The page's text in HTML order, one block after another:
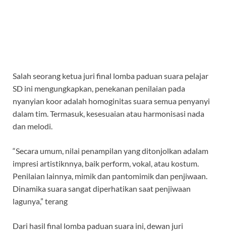
Salah seorang ketua juri final lomba paduan suara pelajar
SD ini mengungkapkan, penekanan penilaian pada
nyanyian koor adalah homoginitas suara semua penyanyi
dalam tim. Termasuk, kesesuaian atau harmonisasi nada
dan melodi.
“Secara umum, nilai penampilan yang ditonjolkan adalam
impresi artistiknnya, baik perform, vokal, atau kostum.
Penilaian lainnya, mimik dan pantomimik dan penjiwaan.
Dinamika suara sangat diperhatikan saat penjiwaan
lagunya,” terang
Dari hasil final lomba paduan suara ini, dewan juri